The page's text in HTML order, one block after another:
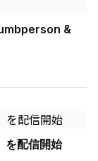
&
を配信開始